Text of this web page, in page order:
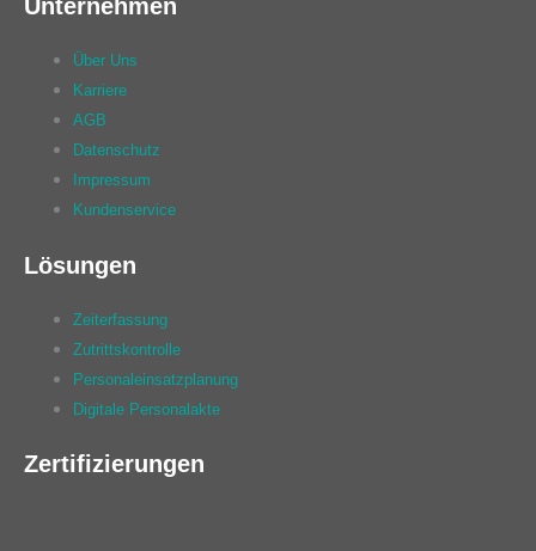
Unternehmen
Über Uns
Karriere
AGB
Datenschutz
Impressum
Kundenservice
Lösungen
Zeiterfassung
Zutrittskontrolle
Personaleinsatzplanung
Digitale Personalakte
Zertifizierungen